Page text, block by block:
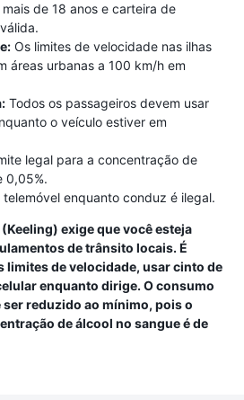
de 18 anos e carteira de
Os limites de velocidade nas ilhas
áreas urbanas a 100 km/h em
Todos os passageiros devem usar
o veículo estiver em
legal para a concentração de
0,05%.
telemóvel enquanto conduz é ilegal.
exige que você esteja
de trânsito locais. É
limites de velocidade, usar cinto de
enquanto dirige. O consumo
reduzido ao mínimo, pois o
de álcool no sangue é de